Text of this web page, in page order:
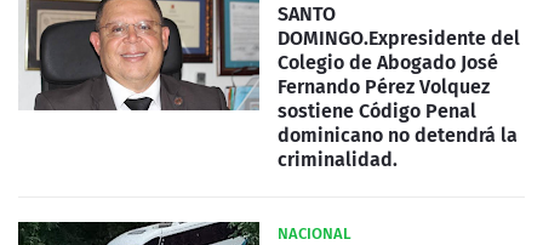
SANTO
DOMINGO.Expresidente del
Colegio de Abogado José
Fernando Pérez Volquez
sostiene Código Penal
dominicano no detendrá la
criminalidad.
NACIONAL